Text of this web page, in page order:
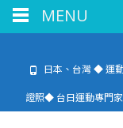
日本、台灣 ◆ 運
證照◆ 台日運動專門
MENU